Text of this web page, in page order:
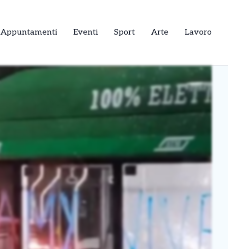
Appuntamenti Eventi Sport Arte Lavoro